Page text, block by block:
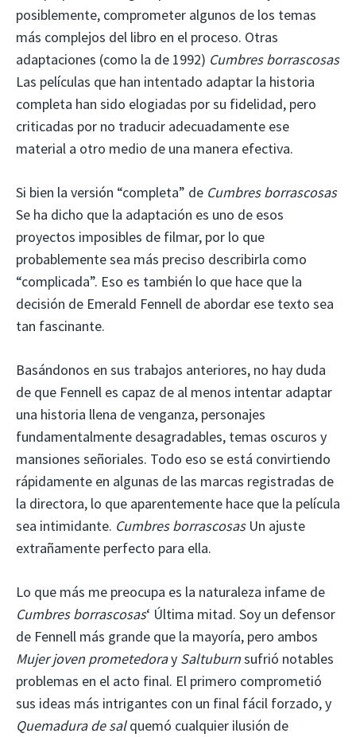
posiblemente, comprometer algunos de los temas
más complejos del libro en el proceso. Otras
adaptaciones (como la de 1992) Cumbres borrascosas
Las películas que han intentado adaptar la historia
completa han sido elogiadas por su fidelidad, pero
criticadas por no traducir adecuadamente ese
material a otro medio de una manera efectiva.
Si bien la versión “completa” de Cumbres borrascosas
Se ha dicho que la adaptación es uno de esos
proyectos imposibles de filmar, por lo que
probablemente sea más preciso describirla como
“complicada”. Eso es también lo que hace que la
decisión de Emerald Fennell de abordar ese texto sea
tan fascinante.
Basándonos en sus trabajos anteriores, no hay duda
de que Fennell es capaz de al menos intentar adaptar
una historia llena de venganza, personajes
fundamentalmente desagradables, temas oscuros y
mansiones señoriales. Todo eso se está convirtiendo
rápidamente en algunas de las marcas registradas de
la directora, lo que aparentemente hace que la película
sea intimidante. Cumbres borrascosasUn ajuste
extrañamente perfecto para ella.
Lo que más me preocupa es la naturaleza infame de
Cumbres borrascosas‘ Última mitad. Soy un defensor
de Fennell más grande que la mayoría, pero ambos
Mujer joven prometedoray Saltuburnsufrió notables
problemas en el acto final. El primero comprometió
sus ideas más intrigantes con un final fácil forzado, y
Quemadura de salquemó cualquier ilusión de